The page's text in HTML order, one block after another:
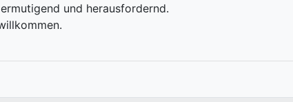
und herausfordernd.